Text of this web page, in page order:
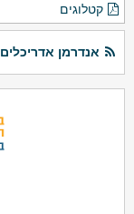
קטלוגים
אנדרמן אדריכלים RSS